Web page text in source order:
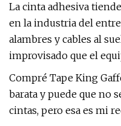
La cinta adhesiva
en la industria del
alambres y cables al
improvisado que el
Compré Tape King
barata y puede que no
cintas, pero esa es mi